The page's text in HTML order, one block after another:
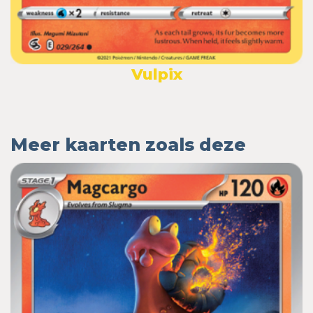
Vulpix
Meer kaarten zoals deze